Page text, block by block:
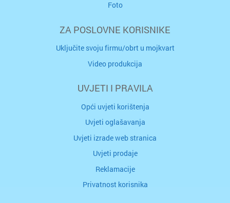
Foto
ZA POSLOVNE KORISNIKE
Uključite svoju firmu/obrt u mojkvart
Video produkcija
UVJETI I PRAVILA
Opći uvjeti korištenja
Uvjeti oglašavanja
Uvjeti izrade web stranica
Uvjeti prodaje
Reklamacije
Privatnost korisnika